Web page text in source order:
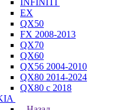
INFINITI
EX
QX50
FX 2008-2013
QX70
QX60
QX56 2004-2010
QX80 2014-2024
QX80 c 2018